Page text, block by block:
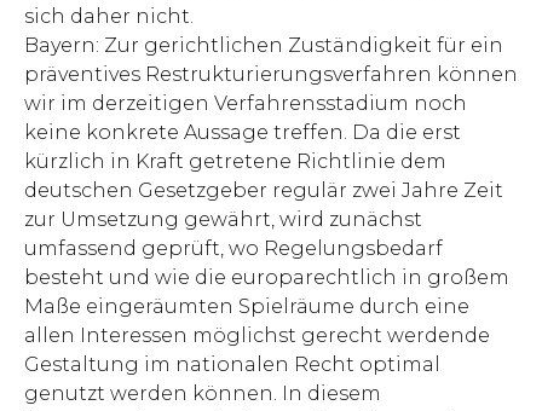
sich daher nicht.
Bayern: Zur gerichtlichen Zuständigkeit für ein
präventives Restrukturierungsverfahren können
wir im derzeitigen Verfahrensstadium noch
keine konkrete Aussage treffen. Da die erst
kürzlich in Kraft getretene Richtlinie dem
deutschen Gesetzgeber regulär zwei Jahre Zeit
zur Umsetzung gewährt, wird zunächst
umfassend geprüft, wo Regelungsbedarf
besteht und wie die europarechtlich in großem
Maße eingeräumten Spielräume durch eine
allen Interessen möglichst gerecht werdende
Gestaltung im nationalen Recht optimal
genutzt werden können. In diesem